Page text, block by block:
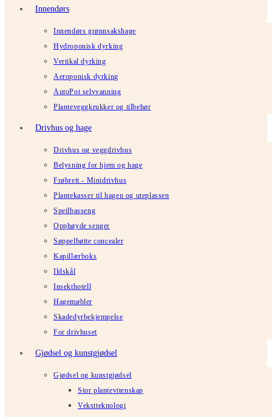
Innendørs
Innendørs grønnsakshage
Hydroponisk dyrking
Vertikal dyrking
Aeroponisk dyrking
AutoPot selvvanning
Planteveggkrukker og tilbehør
Drivhus og hage
Drivhus og veggdrivhus
Belysning for hjem og hage
Frøbrett - Minidrivhus
Plantekasser til hagen og uteplassen
Speilbasseng
Opphøyde senger
Søppelbøtte concealer
Kapillærboks
Ildskål
Insekthotell
Hagemøbler
Skadedyrbekjempelse
For drivhuset
Gjødsel og kunstgjødsel
Gjødsel og kunstgjødsel
Stor plantevitenskap
Vekstteknologi